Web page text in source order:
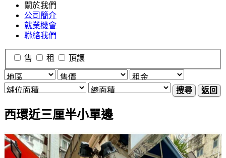
關於我們
公司簡介
就業機會
聯絡我們
售 租 頂讓
搜尋 返回
西環近三厘半小單邊